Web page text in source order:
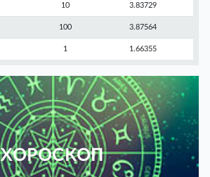
10 3.83729
100 3.87564
1 1.66355
ХОРОСКОП